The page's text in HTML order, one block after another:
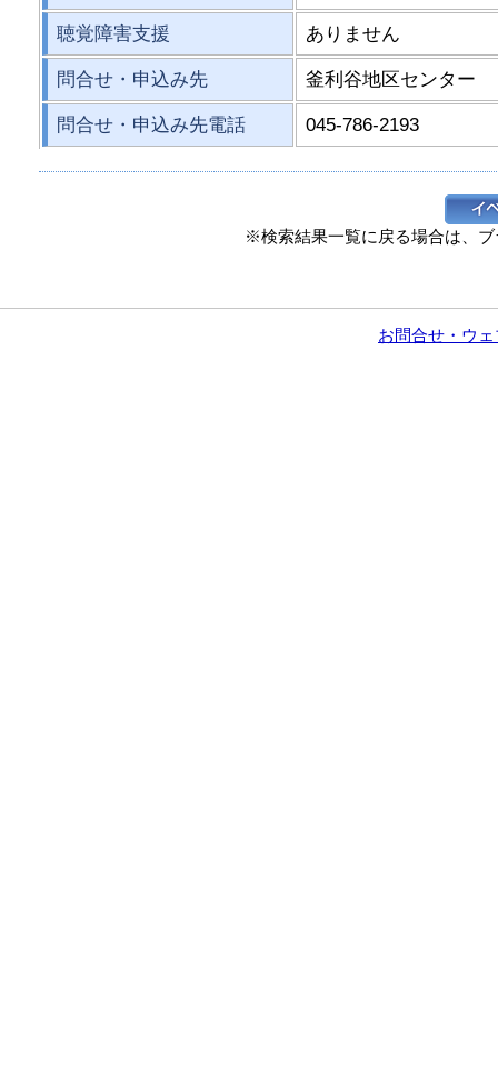
聴覚障害支援 ありません
問合せ・申込み先 釜利谷地区センター
問合せ・申込み先電話 045-786-2193
※検索結果一覧に戻る場合は、
お問合せ・ウ